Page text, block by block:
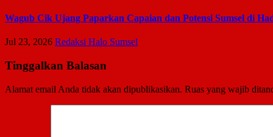
Wagub Cik Ujang Paparkan Capaian dan Potensi Sumsel di
Jul 23, 2026 Redaksi Halo Sumsel
Tinggalkan Balasan
Alamat email Anda tidak akan dipublikasikan. Ruas yang wajib